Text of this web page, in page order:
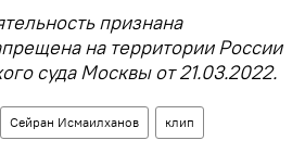
признана
на территории России
суда Москвы от 21.03.2022.
Сейран Исмаилханов клип